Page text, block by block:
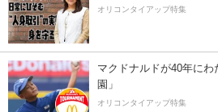
オリコンタイアップ特集
マクドナルドが40年に
園」
オリコンタイアップ特集